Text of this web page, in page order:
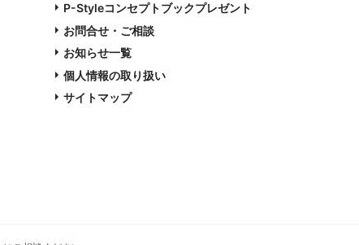
P-Styleコンセプトブックプレゼント
お問合せ・ご相談
お知らせ一覧
個人情報の取り扱い
サイトマップ